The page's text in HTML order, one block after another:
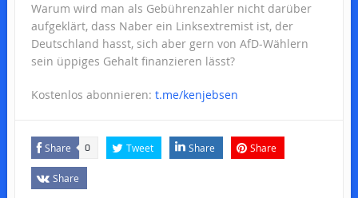
Warum wird man als Gebührenzahler nicht darüber
aufgeklärt, dass Naber ein Linksextremist ist, der
Deutschland hasst, sich aber gern von AfD-Wählern
sein üppiges Gehalt finanzieren lässt?
Kostenlos abonnieren: t.me/kenjebsen
Share 0 Tweet Share Share
Share